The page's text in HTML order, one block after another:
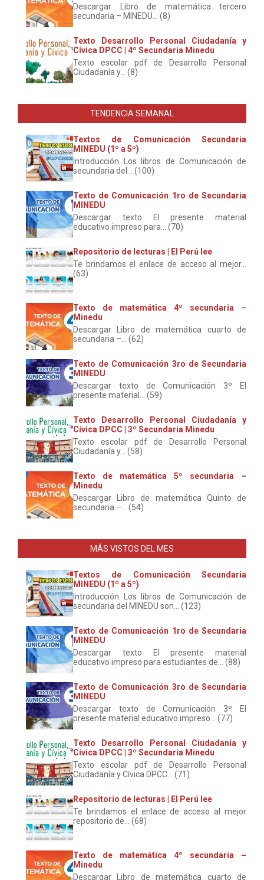
Descargar Libro de matemática tercero
secundaria – MINEDU... (8)
Texto Desarrollo Personal Ciudadanía y
Cívica DPCC | 4º Secundaria Minedu
Texto escolar pdf de Desarrollo Personal
Ciudadanía y... (8)
TENDENCIA SEMANAL
Textos de Comunicación Secundaria
MINEDU (1º a 5º)
Introducción Los libros de Comunicación de
secundaria del... (100)
Texto de Comunicación 1ro de Secundaria
MINEDU
Descargar texto El presente material
educativo impreso para... (70)
Repositorio de lecturas | El Perú lee
Te brindamos el enlace de acceso al mejor...
(63)
Texto de matemática 4º secundaria –
Minedu
Descargar Libro de matemática cuarto de
secundaria –... (62)
Texto de Comunicación 3ro de Secundaria
MINEDU
Descargar texto de Comunicación 3º El
presente material... (59)
Texto Desarrollo Personal Ciudadanía y
Cívica DPCC | 3º Secundaria Minedu
Texto escolar pdf de Desarrollo Personal
Ciudadanía y... (58)
Texto de matemática 5º secundaria –
Minedu
Descargar Libro de matemática Quinto de
secundaria –... (54)
MÁS VISTOS DEL MES
Textos de Comunicación Secundaria
MINEDU (1º a 5º)
Introducción Los libros de Comunicación de
secundaria del MINEDU son... (123)
Texto de Comunicación 1ro de Secundaria
MINEDU
Descargar texto El presente material
educativo impreso para estudiantes de... (88)
Texto de Comunicación 3ro de Secundaria
MINEDU
Descargar texto de Comunicación 3º El
presente material educativo impreso... (77)
Texto Desarrollo Personal Ciudadanía y
Cívica DPCC | 3º Secundaria Minedu
Texto escolar pdf de Desarrollo Personal
Ciudadanía y Cívica DPCC... (71)
Repositorio de lecturas | El Perú lee
Te brindamos el enlace de acceso al mejor
repositorio de... (68)
Texto de matemática 4º secundaria –
Minedu
Descargar Libro de matemática cuarto de